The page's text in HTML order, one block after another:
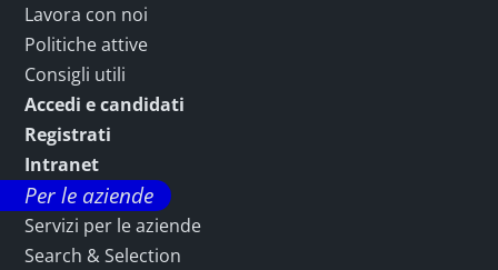
Lavora con noi
Politiche attive
Consigli utili
Accedi e candidati
Registrati
Intranet
Per le aziende
Servizi per le aziende
Search & Selection